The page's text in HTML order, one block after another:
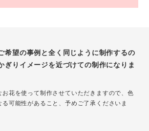
希望の事例と全く同じように制作するの
ぎりイメージを近づけての制作になりま
お花を使って制作させていただきますので、色
可能性があること、予めご了承くださいま